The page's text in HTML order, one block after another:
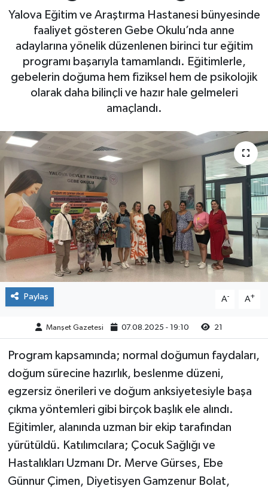
Yalova Eğitim ve Araştırma Hastanesi bünyesinde
faaliyet gösteren Gebe Okulu’nda anne
adaylarına yönelik düzenlenen birinci tur eğitim
programı başarıyla tamamlandı. Eğitimlerle,
gebelerin doğuma hem fiziksel hem de psikolojik
olarak daha bilinçli ve hazır hale gelmeleri
amaçlandı.
Paylaş A- A+
Manşet Gazetesi 07.08.2025 - 19:10 21
Program kapsamında; normal doğumun faydaları,
doğum sürecine hazırlık, beslenme düzeni,
egzersiz önerileri ve doğum anksiyetesiyle başa
çıkma yöntemleri gibi birçok başlık ele alındı.
Eğitimler, alanında uzman bir ekip tarafından
yürütüldü. Katılımcılara; Çocuk Sağlığı ve
Hastalıkları Uzmanı Dr. Merve Gürses, Ebe
Günnur Çimen, Diyetisyen Gamzenur Bolat,
Yaşam